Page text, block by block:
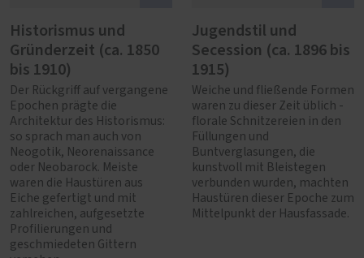
Historismus und
Gründerzeit (ca. 1850
bis 1910)
Der Rückgriff auf vergangene
Epochen prägte die
Architektur des Historismus:
so sprach man auch von
Neogotik, Neorenaissance
oder Neobarock. Meiste
waren die Haustüren aus
Eiche gefertigt und mit
zahlreichen, aufgesetzte
Profilierungen und
geschmiedeten Gittern
Jugendstil und
Secession (ca. 1896 bis
1915)
Weiche und fließende Formen
waren zu dieser Zeit üblich -
florale Schnitzereien in den
Füllungen und
Buntverglasungen, die
kunstvoll mit Bleistegen
verbunden wurden, machten
Haustüren dieser Epoche zum
Mittelpunkt der Hausfassade.